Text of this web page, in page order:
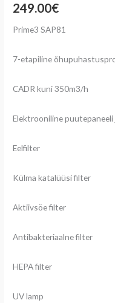
249.00€
Prime3 SAP81
7-etapiline
CADR kuni 350m3/h
Elektrooniline
Eelfilter
Külma katalüüsi filter
Aktiivsöe filter
Antibakteriaalne filter
HEPA filter
UV lamp